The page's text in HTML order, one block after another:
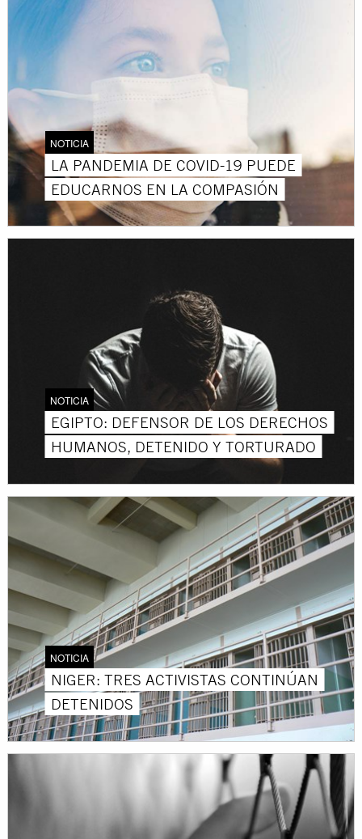
NOTICIA
LA PANDEMIA DE COVID-19 PUEDE
EDUCARNOS EN LA COMPASIÓN
NOTICIA
EGIPTO: DEFENSOR DE LOS DERECHOS
HUMANOS, DETENIDO Y TORTURADO
NOTICIA
NIGER: TRES ACTIVISTAS CONTINÚAN
DETENIDOS